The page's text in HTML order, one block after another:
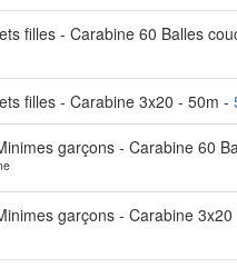
filles - Carabine 60 Balles
filles - Carabine 3x20 - 50m -
garçons - Carabine 60
garçons - Carabine 3x20